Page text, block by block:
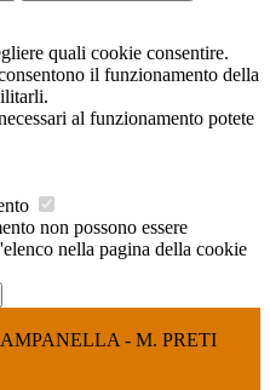
quali cookie consentire.
il funzionamento della
al funzionamento potete
non possono essere
nella pagina della cookie
- M. PRETI